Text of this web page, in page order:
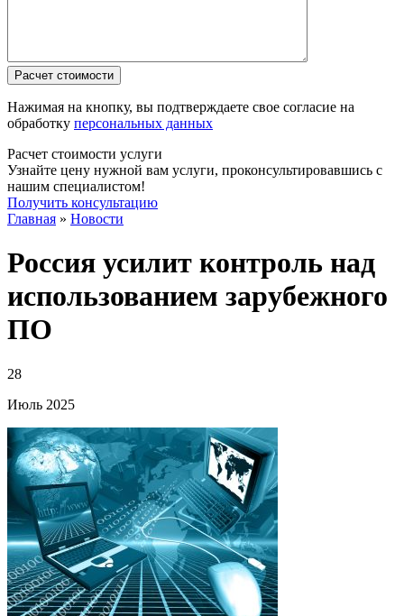
Нажимая на кнопку, вы подтверждаете свое согласие на
обработку персональных данных
Расчет стоимости услуги
Узнайте цену нужной вам услуги, проконсультировавшись с
нашим специалистом!
Получить консультацию
Главная » Новости
Россия усилит контроль над
использованием зарубежного
ПО
28
Июль 2025